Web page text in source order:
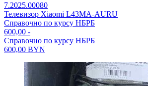
7.2025.00080
Телевизор Xiaomi L43MA-AURU
Справочно по курсу НБРБ
600,00 -
Справочно по курсу НБРБ
600,00 BYN